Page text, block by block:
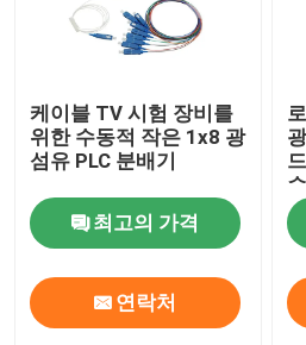
케이블 TV 시험 장비를
위한 수동적 작은 1x8 광
섬유 PLC 분배기
최고의 가격
연락처